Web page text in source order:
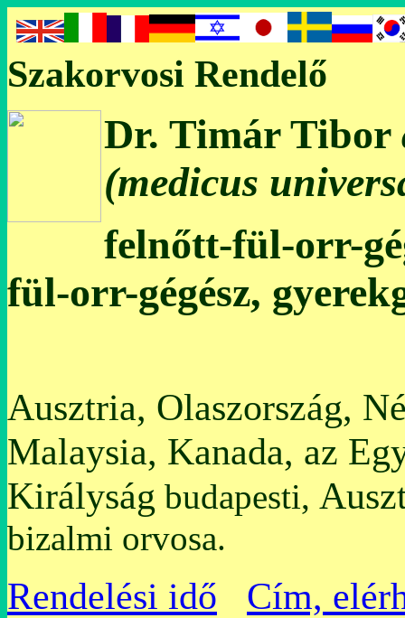
Szakorvosi Rendelő
Dr. Timár Tibor
(medicus
felnőtt-fül-orr-
fül-orr-gégész,
Ausztria, Olaszország,
Malaysia, Kanada, az
Királyság budapesti,
bizalmi orvosa.
Rendelési idő Cím,